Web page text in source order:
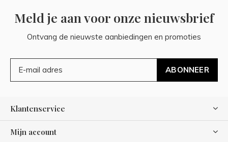
Meld je aan voor onze nieuwsbrief
Ontvang de nieuwste aanbiedingen en promoties
ABONNEER
Klantenservice
Mijn account